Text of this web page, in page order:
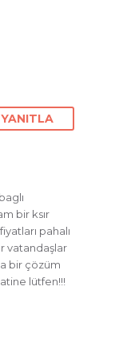
YANITLA
bir ksır
pahalı
vatandaşlar
bir çözüm
lütfen!!!